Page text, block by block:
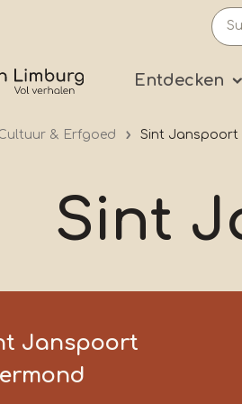
Entdecken
& Erfgoed Sint Janspoort
Sint
Janspoort